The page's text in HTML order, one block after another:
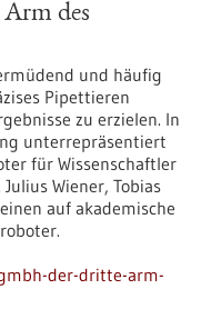
des
und häufig
Pipettieren
zu erzielen. In
unterrepräsentiert
für Wissenschaftler
Wiener, Tobias
auf akademische
der-dritte-arm-